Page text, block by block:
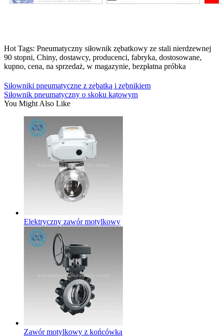
Hot Tags: Pneumatyczny siłownik zębatkowy ze stali nierdzewnej
90 stopni, Chiny, dostawcy, producenci, fabryka, dostosowane,
kupno, cena, na sprzedaż, w magazynie, bezpłatna próbka
Siłowniki pneumatyczne z zębatką i zębnikiem
Siłownik pneumatyczny o skoku kątowym
You Might Also Like
Elektryczny zawór motylkowy
Zawór motylkowy z końcówką